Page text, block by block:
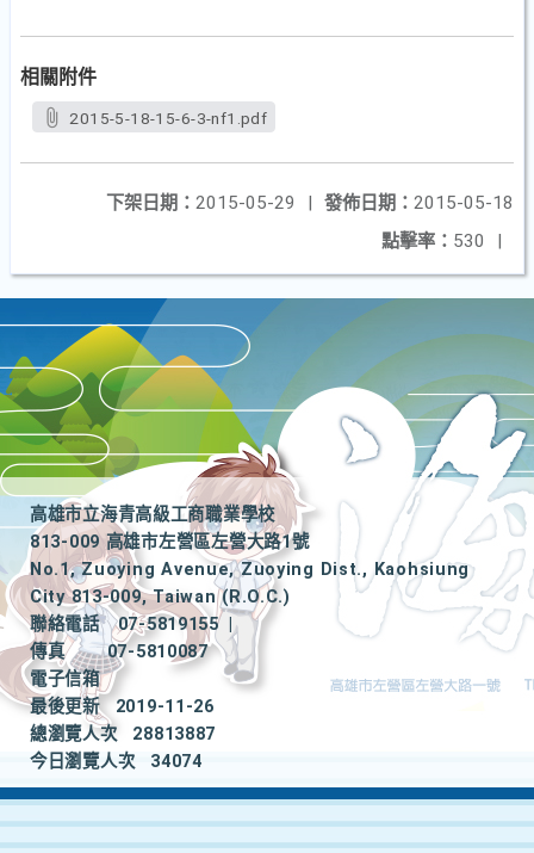
相關附件
2015-5-18-15-6-3-nf1.pdf
發佈日期： 2015-05-18
下架日期： 2015-05-29
|
點擊率： 530 |
高雄市立海青高級工商職業學校
813-009 高雄市左營區左營大路1號
No.1, Zuoying Avenue, Zuoying Dist., Kaohsiung
City 813-009, Taiwan (R.O.C.)
聯絡電話
07-5819155
|
傳真
07-5810087
電子信箱
最後更新
2019-11-26
總瀏覽人次
28813887
今日瀏覽人次
34074